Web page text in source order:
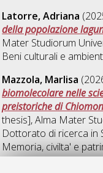
Latorre, Adriana
della popolazione
Mater Studiorum
Beni culturali e
Mazzola, Marlisa
biomolecolare nelle
preistoriche di
thesis], Alma Mater
Dottorato di ricerca in
Memoria, civilta' e
10.48676/unibo/